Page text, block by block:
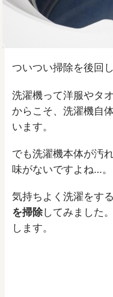
ついつい掃除を後回
洗濯機って洋服やタ
からこそ、洗濯機自
います。
でも洗濯機本体が汚
味がないですよね…。
気持ちよく洗濯をす
を掃除してみました
します。